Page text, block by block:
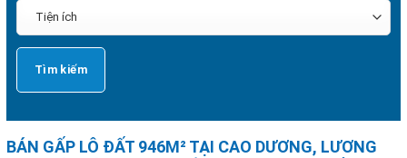
BÁN GẤP LÔ ĐẤT 946M² TẠI CAO DƯƠNG, LƯƠNG